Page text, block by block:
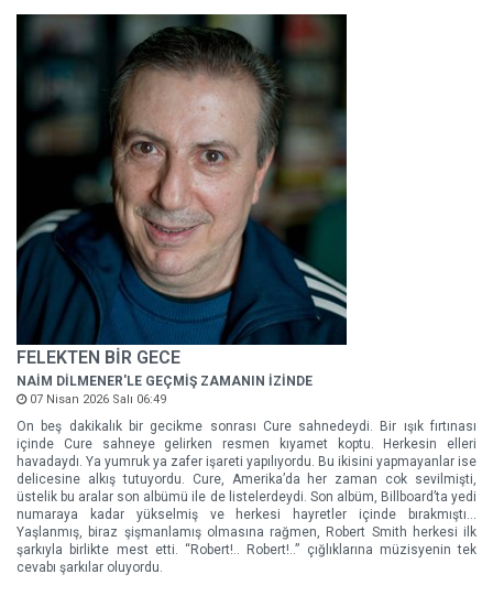
FELEKTEN BİR GECE
NAİM DİLMENER'LE GEÇMİŞ ZAMANIN İZİNDE
07 Nisan 2026 Salı 06:49
On beş dakikalık bir gecikme sonrası Cure sahnedeydi. Bir ışık fırtınası
içinde Cure sahneye gelirken resmen kıyamet koptu. Herkesin elleri
havadaydı. Ya yumruk ya zafer işareti yapılıyordu. Bu ikisini yapmayanlar ise
delicesine alkış tutuyordu. Cure, Amerika’da her zaman cok sevilmişti,
üstelik bu aralar son albümü ile de listelerdeydi. Son albüm, Billboard’ta yedi
numaraya kadar yükselmiş ve herkesi hayretler içinde bırakmıştı…
Yaşlanmış, biraz şişmanlamış olmasına rağmen, Robert Smith herkesi ilk
şarkıyla birlikte mest etti. “Robert!.. Robert!..” çığlıklarına müzisyenin tek
cevabı şarkılar oluyordu.